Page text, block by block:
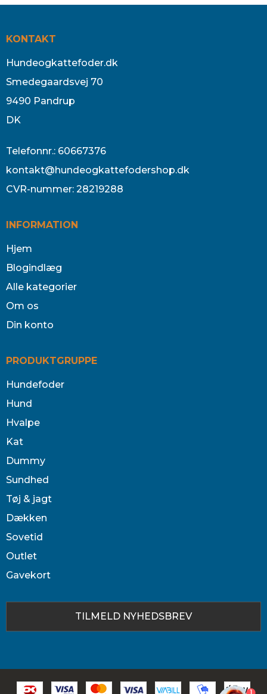
KONTAKT
Hundeogkattefoder.dk
Smedegaardsvej 70
9490 Pandrup
DK
Telefonnr.: 60667376
kontakt@hundeogkattefodershop.dk
CVR-nummer: 28219288
INFORMATION
Hjem
Blogindlæg
Alle kategorier
Om os
Din konto
PRODUKTGRUPPE
Hundefoder
Hund
Hvalpe
Kat
Dummy
Sundhed
Tøj & jagt
Dækken
Sovetid
Outlet
Gavekort
TILMELD NYHEDSBREV